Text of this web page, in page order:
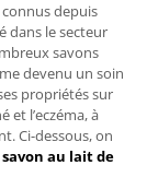
depuis
dans le secteur
savons
devenu un soin
propriétés sur
et l’eczéma, à
Ci-dessous, on
au lait de